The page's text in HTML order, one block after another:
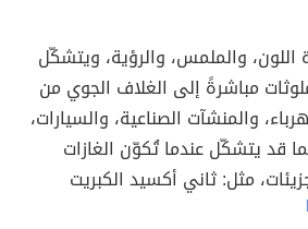
اللون، والملمس، والرؤية، ويتشكّل
مباشرةً إلى الغلاف الجوي من
والمنشآت الصناعية، والسيارات،
قد يتشكّل عندما تُكوّن الغازات
مثل: ثاني أكسيد الكبريت